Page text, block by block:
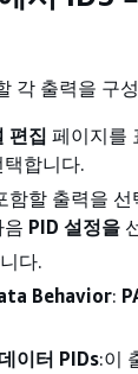
각 출력을 구
편집 페이지를
합니다.
함할 출력을 선
음 PID 설정을
다.
Behavior:
이터 PIDs:이